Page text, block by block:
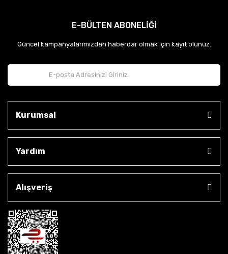
E-BÜLTEN ABONELİĞİ
Güncel kampanyalarımızdan haberdar olmak için kayıt olunuz.
Kurumsal
Yardım
Alışveriş